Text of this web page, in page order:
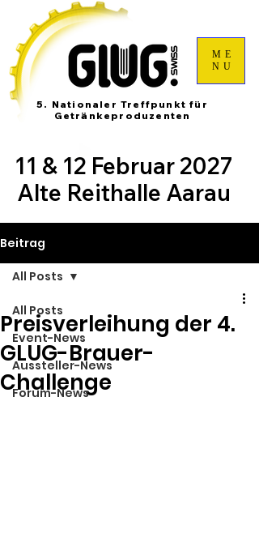
ME
NU
11 & 12 Februar 2027
Alte Reithalle Aarau
5. Nationaler Treffpunkt für
Getränkeproduzenten
Beitrag
All Posts
Event-News
Aussteller-News
Forum-News
All Posts
Preisverleihung der 4.
GLUG-Brauer-
Challenge